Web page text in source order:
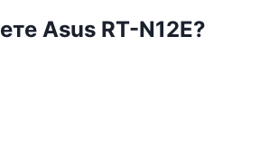
Asus RT-N12E?